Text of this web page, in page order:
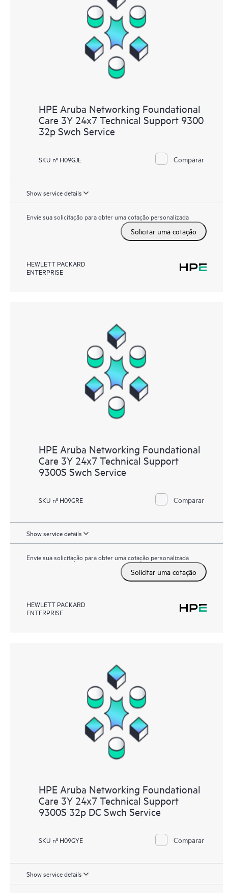
HPE Aruba Networking Foundational
Care 3Y 24x7 Technical Support 9300
32p Swch Service
SKU nº H09GJE Comparar
Show service details
Envie sua solicitação para obter uma cotação personalizada
Solicitar uma cotação
HEWLETT PACKARD
ENTERPRISE
HPE Aruba Networking Foundational
Care 3Y 24x7 Technical Support
9300S Swch Service
SKU nº H09GRE Comparar
Show service details
Envie sua solicitação para obter uma cotação personalizada
Solicitar uma cotação
HEWLETT PACKARD
ENTERPRISE
HPE Aruba Networking Foundational
Care 3Y 24x7 Technical Support
9300S 32p DC Swch Service
SKU nº H09GYE Comparar
Show service details